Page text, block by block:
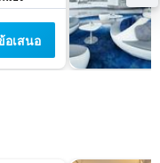
อเสนอ